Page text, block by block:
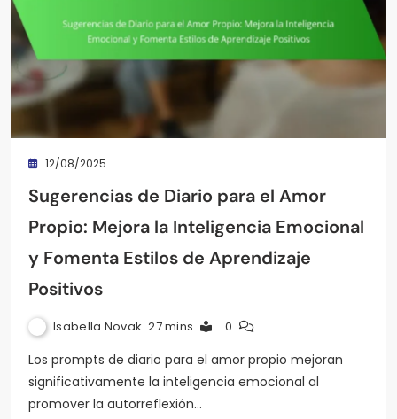
12/08/2025
Sugerencias de Diario para el Amor
Propio: Mejora la Inteligencia Emocional
y Fomenta Estilos de Aprendizaje
Positivos
Isabella Novak 27 mins 0
Los prompts de diario para el amor propio mejoran
significativamente la inteligencia emocional al
promover la autorreflexión…